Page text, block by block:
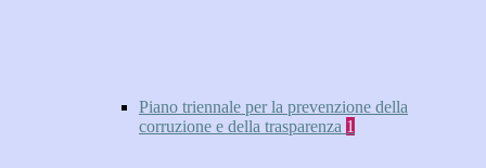
Piano triennale per la prevenzione della
corruzione e della trasparenza 1